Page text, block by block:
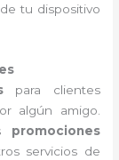
tu dispositivo
para clientes
algún amigo.
promociones
servicios de